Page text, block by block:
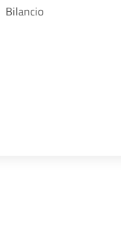
Bilancio